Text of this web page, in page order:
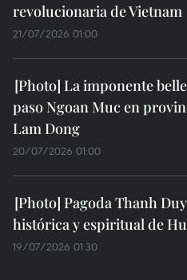
revolucionaria de Vietnam
21/07/2026 01:00
La imponente
paso Ngoan Muc en
Lam Dong
20/07/2026 01:00
Pagoda Thanh
histórica y espiritual de
19/07/2026 01:30